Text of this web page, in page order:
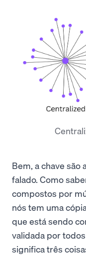
Bem, a chave são
falado. Como
compostos por
nós tem uma
que está sendo
validada por
significa três